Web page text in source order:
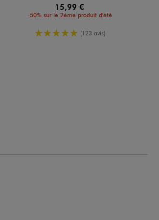
15,99 €
-50% sur le 2ème produit d'été
5/5 de moyenne
(123 avis)